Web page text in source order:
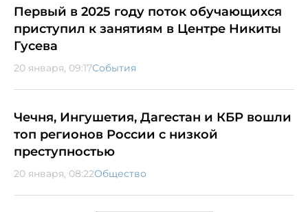
Первый в 2025 году поток обучающихся
приступил к занятиям в Центре Никиты
Гусева
20 января, 09:17События
Чечня, Ингушетия, Дагестан и КБР вошли
топ регионов России с низкой
преступностью
20 января, 08:22Общество